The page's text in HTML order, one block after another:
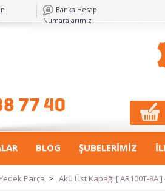
Banka Hesap
Numaralarımız
BLOG ŞUBELERİMİZ
Parça > Akü Üst Kapağı [ AR100T-8A ]